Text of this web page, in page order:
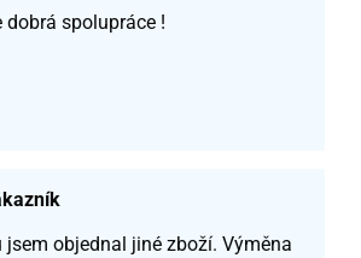
dobrá spolupráce !
objednal jiné zboží. Výměna